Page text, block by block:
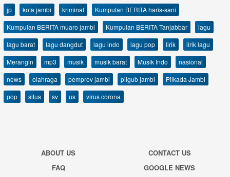
jp
kota jambi kriminal
Kumpulan BERITA haris-sani
Kumpulan BERITA muaro jambi
Kumpulan BERITA Tanjabbar
lagu
lagu barat
lagu dangdut lagu indo lagu pop lirik
lirik lagu
Merangin
mp3 musik musik barat Musik Indo
nasional
news
olahraga pemprov jambi pilgub jambi
Pilkada Jambi
pop
situs sv us virus corona
ABOUT US
CONTACT US
FAQ
GOOGLE NEWS